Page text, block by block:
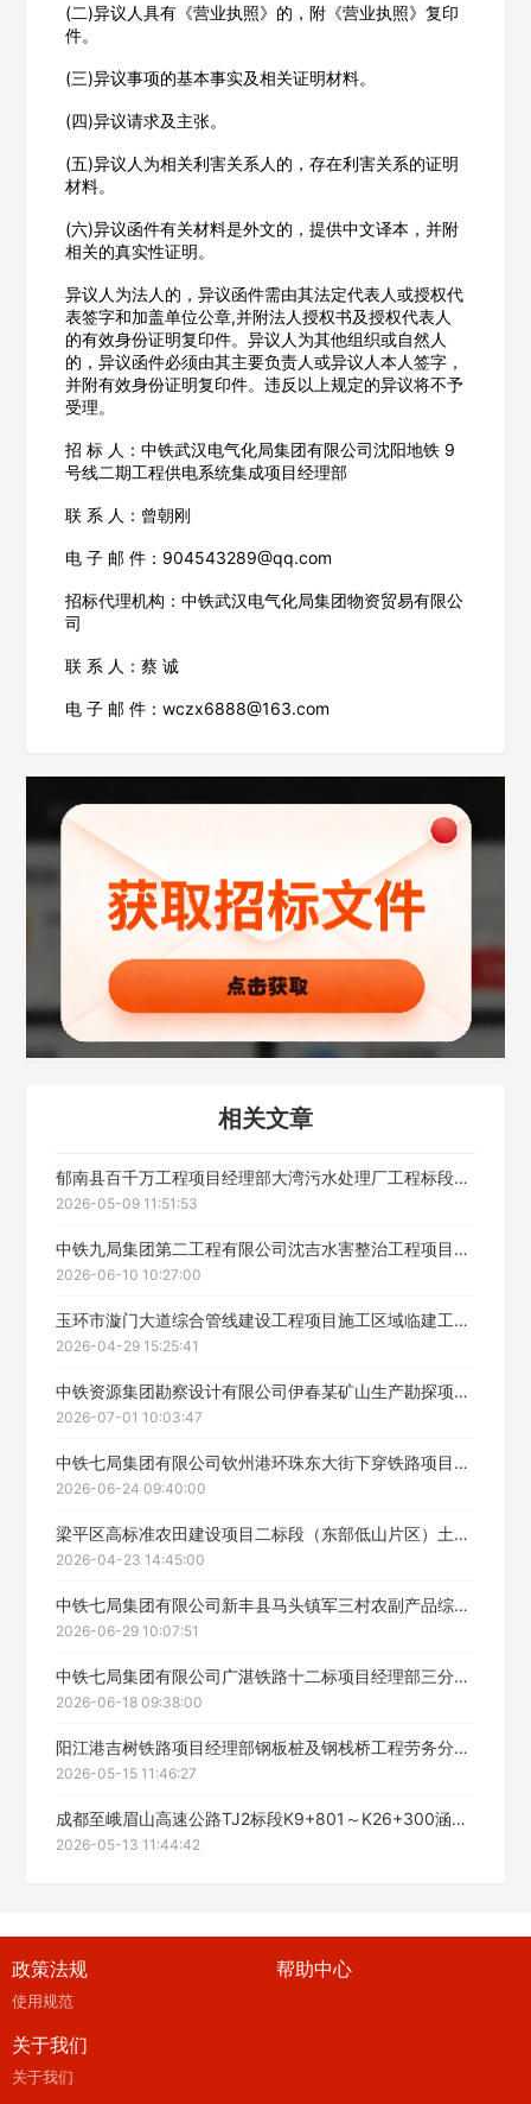
(二)异议人具有《营业执照》的，附《营业执照》复印
件。
(三)异议事项的基本事实及相关证明材料。
(四)异议请求及主张。
(五)异议人为相关利害关系人的，存在利害关系的证明
材料。
(六)异议函件有关材料是外文的，提供中文译本，并附
相关的真实性证明。
异议人为法人的，异议函件需由其法定代表人或授权代
表签字和加盖单位公章,并附法人授权书及授权代表人
的有效身份证明复印件。异议人为其他组织或自然人
的，异议函件必须由其主要负责人或异议人本人签字，
并附有效身份证明复印件。违反以上规定的异议将不予
受理。
招 标 人：中铁武汉电气化局集团有限公司沈阳地铁 9
号线二期工程供电系统集成项目经理部
联 系 人：曾朝刚
电 子 邮 件：904543289@qq.com
招标代理机构：中铁武汉电气化局集团物资贸易有限公
司
联 系 人：蔡 诚
电 子 邮 件：wczx6888@163.com
相关文章
郁南县百千万工程项目经理部大湾污水处理厂工程标段2劳务分包中标候选人公示
2026-05-09 11:51:53
中铁九局集团第二工程有限公司沈吉水害整治工程项目西阳隧道劳务工程中标候选人公示
2026-06-10 10:27:00
玉环市漩门大道综合管线建设工程项目施工区域临建工程劳务招标
2026-04-29 15:25:41
中铁资源集团勘察设计有限公司伊春某矿山生产勘探项目劳务分包中标候选人公示
2026-07-01 10:03:47
中铁七局集团有限公司钦州港环珠东大街下穿铁路项目排水涵及边坡防护工程劳务分包施工招标中标候选人公示
2026-06-24 09:40:00
梁平区高标准农田建设项目二标段（东部低山片区）土建劳务工程（二标段）中标候选人公示
2026-04-23 14:45:00
中铁七局集团有限公司新丰县马头镇军三村农副产品综合加工基地项目经理部临建2工程劳务分包施工招标中标候选人公示
2026-06-29 10:07:51
中铁七局集团有限公司广湛铁路十二标项目经理部三分部共建箱涵工程劳务分包施工招标中标候选人公示
2026-06-18 09:38:00
阳江港吉树铁路项目经理部钢板桩及钢栈桥工程劳务分包施工招标中标候选人公示
2026-05-15 11:46:27
成都至峨眉山高速公路TJ2标段K9+801～K26+300涵洞及附属结构工程劳务分包中标候选人公示
2026-05-13 11:44:42
政策法规
使用规范
帮助中心
关于我们
关于我们
公司所在地
请选择省市
联系方式
填写联系电话后会有服务中心的工作人员给您致电！
立即入驻